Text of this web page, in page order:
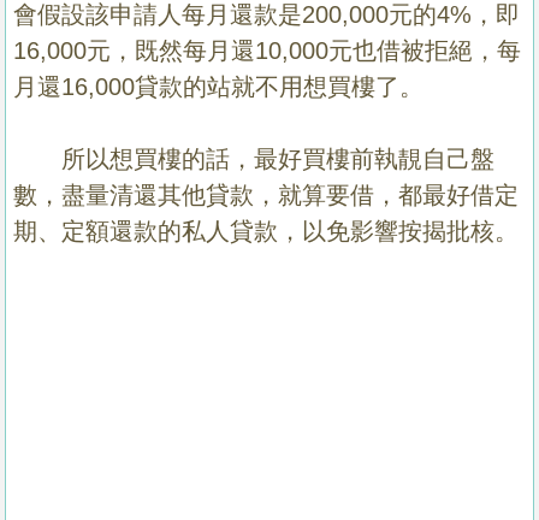
會假設該申請人每月還款是200,000元的4%，即
16,000元，既然每月還10,000元也借被拒絕，每
月還16,000貸款的站就不用想買樓了。
所以想買樓的話，最好買樓前執靚自己盤
數，盡量清還其他貸款，就算要借，都最好借定
期、定額還款的私人貸款，以免影響按揭批核。